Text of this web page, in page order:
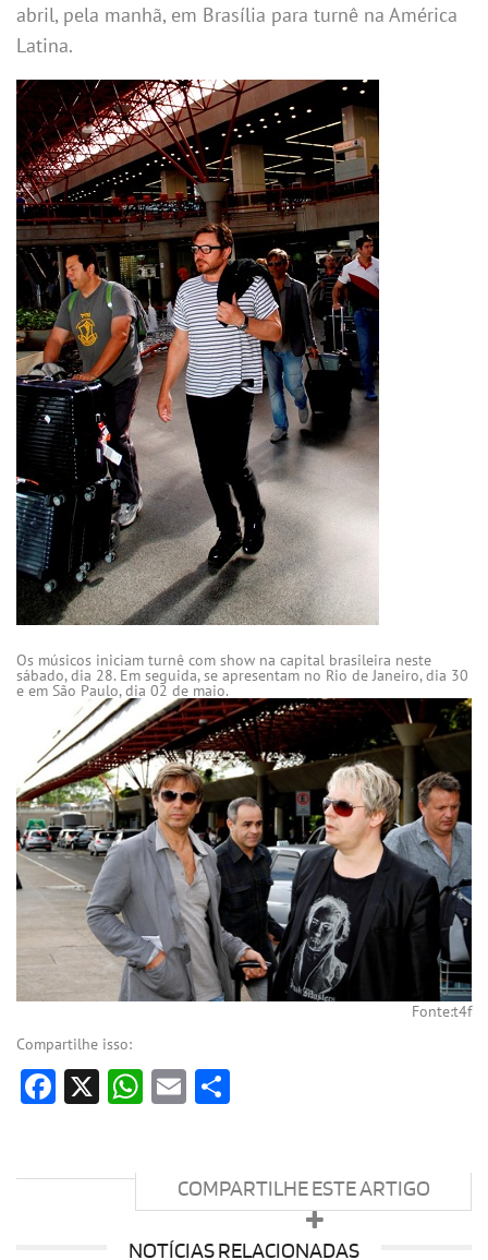
abril, pela manhã, em Brasília para turnê na América
Latina.
Os músicos iniciam turnê com show na capital brasileira neste
sábado, dia 28. Em seguida, se apresentam no Rio de Janeiro, dia 30
e em São Paulo, dia 02 de maio.
Fonte:t4f
Compartilhe isso:
Facebook
X WhatsApp
Email
COMPARTILHE ESTE ARTIGO
NOTÍCIAS RELACIONADAS